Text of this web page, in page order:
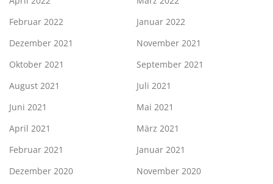
Februar 2022
Januar 2022
Dezember 2021
November 2021
Oktober 2021
September 2021
August 2021
Juli 2021
Juni 2021
Mai 2021
April 2021
März 2021
Februar 2021
Januar 2021
Dezember 2020
November 2020